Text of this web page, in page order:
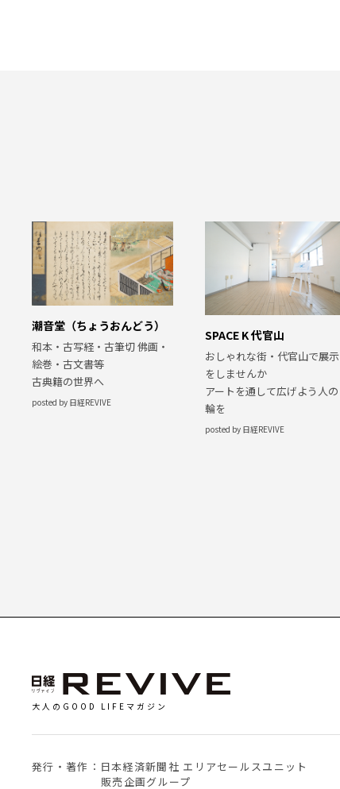
潮音堂（ちょうおんどう）
和本・古写経・古筆切 佛画・
絵巻・古文書等
古典籍の世界へ
posted by 日経REVIVE
SPACE K 代官山
おしゃれな街・代官山で展示
をしませんか
アートを通して広げよう人の
輪を
posted by 日経REVIVE
大人のGOOD LIFEマガジン
発行・著作：日本経済新聞社 エリアセールスユニット
販売企画グループ